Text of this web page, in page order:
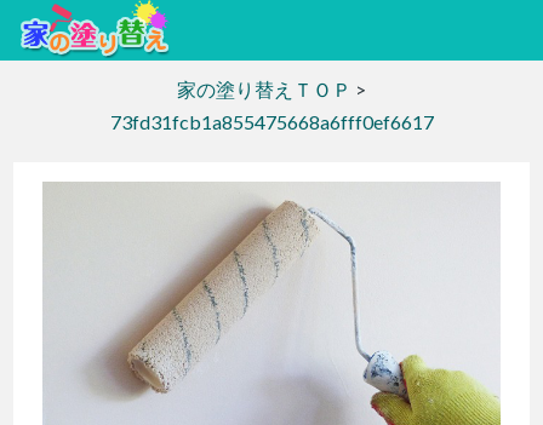
家の塗り替えＴＯＰ >
73fd31fcb1a855475668a6fff0ef6617